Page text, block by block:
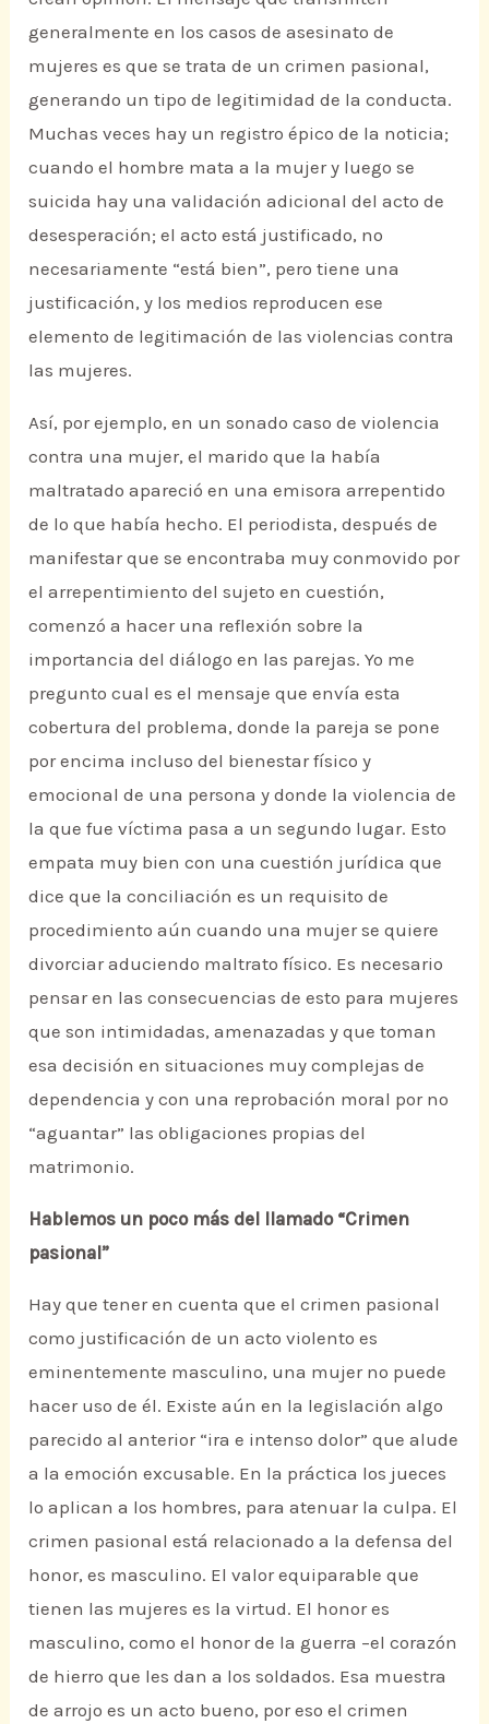
generalmente en los casos de asesinato de
mujeres es que se trata de un crimen pasional,
generando un tipo de legitimidad de la conducta.
Muchas veces hay un registro épico de la noticia;
cuando el hombre mata a la mujer y luego se
suicida hay una validación adicional del acto de
desesperación; el acto está justificado, no
necesariamente “está bien”, pero tiene una
justificación, y los medios reproducen ese
elemento de legitimación de las violencias contra
las mujeres.
Así, por ejemplo, en un sonado caso de violencia
contra una mujer, el marido que la había
maltratado apareció en una emisora arrepentido
de lo que había hecho. El periodista, después de
manifestar que se encontraba muy conmovido por
el arrepentimiento del sujeto en cuestión,
comenzó a hacer una reflexión sobre la
importancia del diálogo en las parejas. Yo me
pregunto cual es el mensaje que envía esta
cobertura del problema, donde la pareja se pone
por encima incluso del bienestar físico y
emocional de una persona y donde la violencia de
la que fue víctima pasa a un segundo lugar. Esto
empata muy bien con una cuestión jurídica que
dice que la conciliación es un requisito de
procedimiento aún cuando una mujer se quiere
divorciar aduciendo maltrato físico. Es necesario
pensar en las consecuencias de esto para mujeres
que son intimidadas, amenazadas y que toman
esa decisión en situaciones muy complejas de
dependencia y con una reprobación moral por no
“aguantar” las obligaciones propias del
matrimonio.
Hablemos un poco más del llamado “Crimen
pasional”
Hay que tener en cuenta que el crimen pasional
como justificación de un acto violento es
eminentemente masculino, una mujer no puede
hacer uso de él. Existe aún en la legislación algo
parecido al anterior “ira e intenso dolor” que alude
a la emoción excusable. En la práctica los jueces
lo aplican a los hombres, para atenuar la culpa. El
crimen pasional está relacionado a la defensa del
honor, es masculino. El valor equiparable que
tienen las mujeres es la virtud. El honor es
masculino, como el honor de la guerra –el corazón
de hierro que les dan a los soldados. Esa muestra
de arrojo es un acto bueno, por eso el crimen